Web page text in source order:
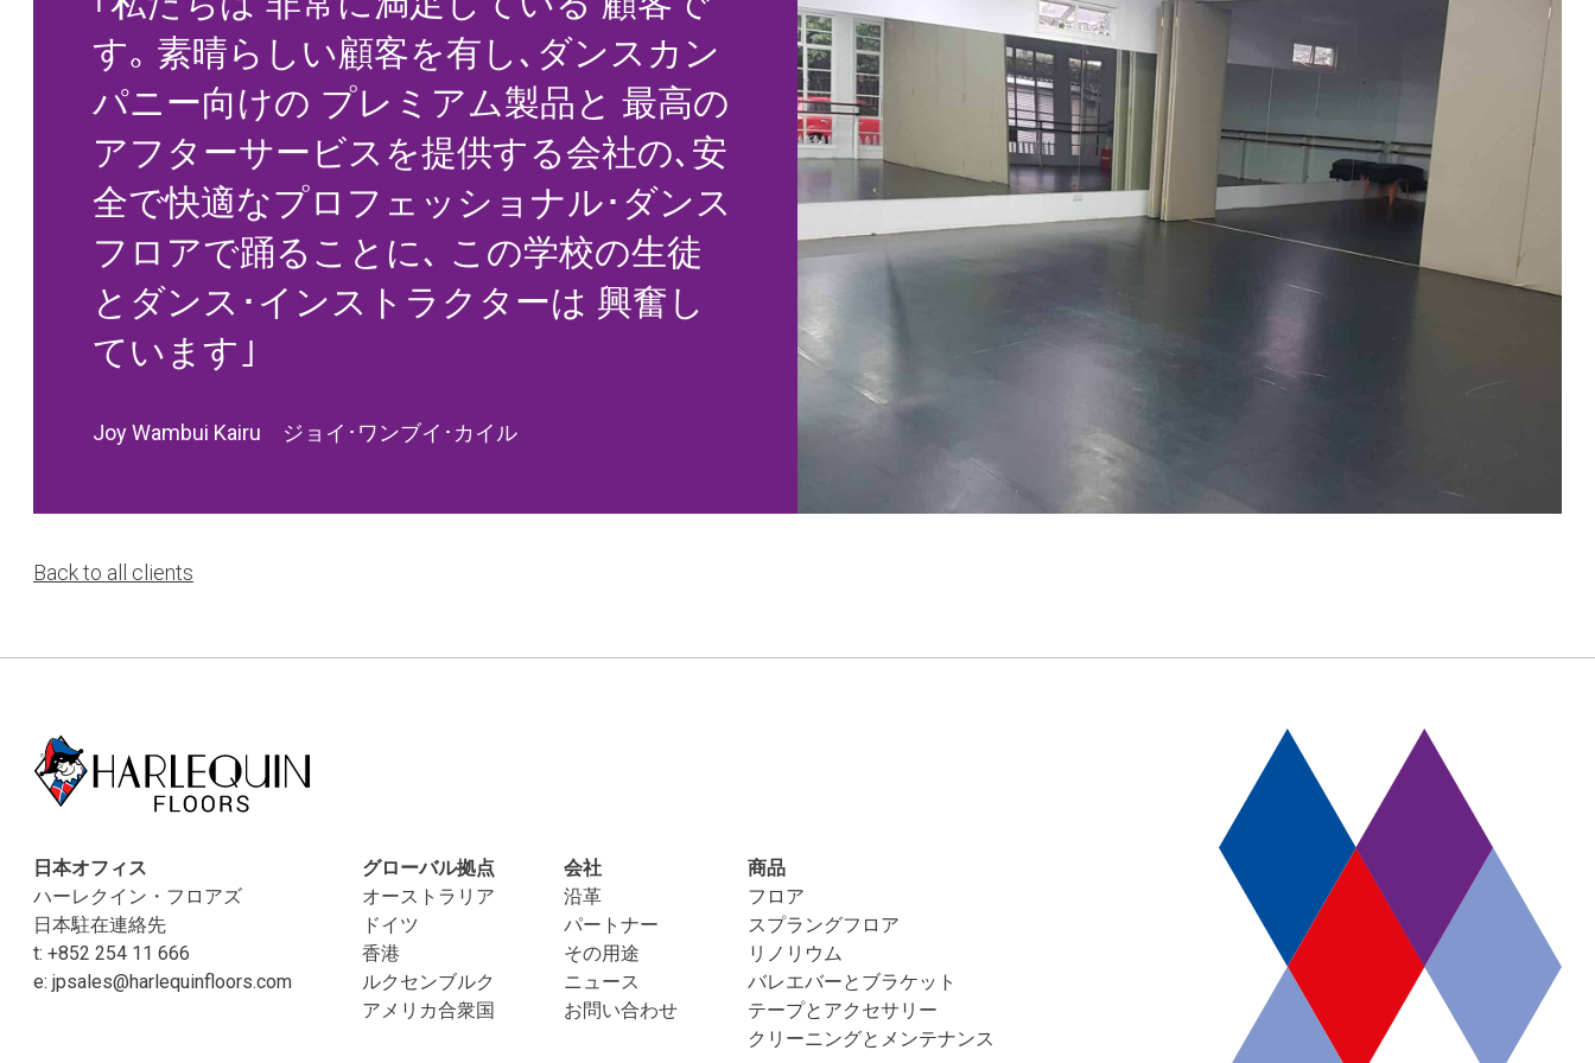
す｡ 素晴らしい顧客を有し､ダンスカン
パニー向けの プレミアム製品と 最高の
アフターサービスを提供する会社の､安
全で快適なプロフェッショナル･ダンス
フロアで踊ることに､ この学校の生徒
とダンス･インストラクターは 興奮し
ています｣
Joy Wambui Kairu ジョイ･ワンブイ･カイル
Back to all clients
日本オフィス
ハーレクイン・フロアズ
日本駐在連絡先
t: +852 254 11 666
e: jpsales@harlequinfloors.com
グローバル拠点
オーストラリア
ドイツ
香港
ルクセンブルク
アメリカ合衆国
会社
沿革
パートナー
その用途
ニュース
お問い合わせ
商品
フロア
スプラングフロア
リノリウム
バレエバーとブラケット
テープとアクセサリー
クリーニングとメンテナンス